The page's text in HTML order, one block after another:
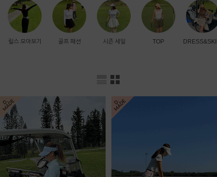
릴스 모아보기 골프 패션 시즌 세일 TOP